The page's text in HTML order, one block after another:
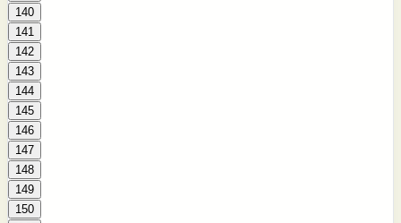
140
141
142
143
144
145
146
147
148
149
150